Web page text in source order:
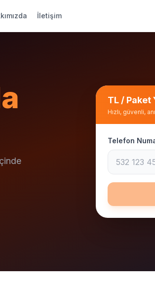
İletişim
TL / Paket
Hızlı, güvenli,
Telefon